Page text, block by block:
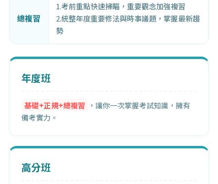
總複習
1.考前重點快速掃瞄，重要觀念加強複習
2.統整年度重要修法與時事議題，掌握最新趨
勢
年度班
基礎+正規+總複習
，讓你一次掌握考試知識，擁有
備考實力。
高分班